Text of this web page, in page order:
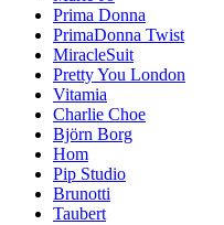
Prima Donna
PrimaDonna Twist
MiracleSuit
Pretty You London
Vitamia
Charlie Choe
Björn Borg
Hom
Pip Studio
Brunotti
Taubert